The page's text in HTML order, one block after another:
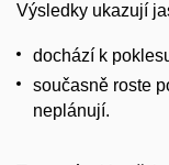
Výsledky ukazují
dochází k
současně roste
neplánují.